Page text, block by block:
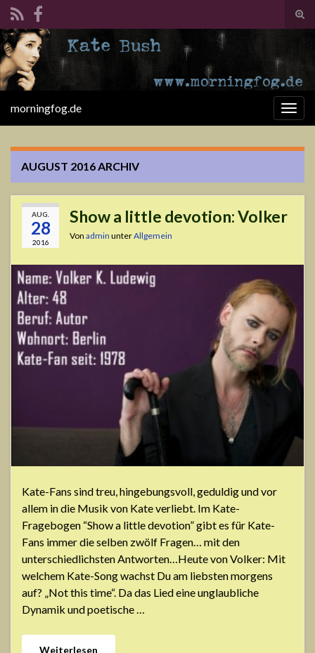
Search for:
morningfog.de
AUGUST 2016ARCHIV
AUG.
28
2016
Show a little devotion: Volker
Von admin unterAllgemein
Kate-Fans sind treu, hingebungsvoll, geduldig und vor
allem in die Musik von Kate verliebt. Im Kate-
Fragebogen “Show a little devotion” gibt es für Kate-
Fans immer die selben zwölf Fragen… mit den
unterschiedlichsten Antworten…Heute von Volker: Mit
welchem Kate-Song wachst Du am liebsten morgens
auf? „Not this time“. Da das Lied eine unglaubliche
Dynamik und poetische …
Weiterlesen